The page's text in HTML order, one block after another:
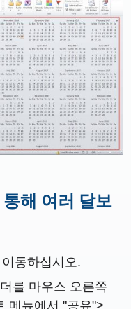
해 여러 달보
동하십시오.
를 마우스 오른쪽
메뉴에서 "공유">